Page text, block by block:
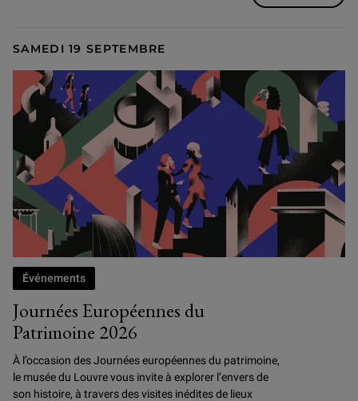
SAMEDI 19 SEPTEMBRE
Journées Européennes du
Patrimoine 2026
Événements
À l’occasion des Journées européennes du patrimoine,
le musée du Louvre vous invite à explorer l’envers de
son histoire, à travers des visites inédites de lieux